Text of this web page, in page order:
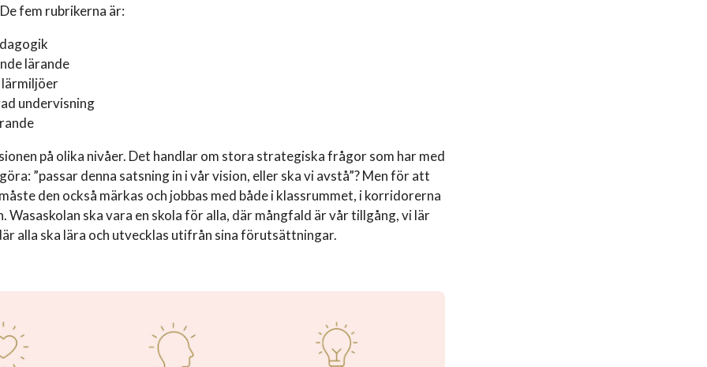
fem rubrikerna är:
lärande
undervisning
på olika nivåer. Det handlar om stora strategiska frågor som har med
”passar denna satsning in i vår vision, eller ska vi avstå”? Men för att
den också märkas och jobbas med både i klassrummet, i korridorerna
Wasaskolan ska vara en skola för alla, där mångfald är vår tillgång, vi lär
alla ska lära och utvecklas utifrån sina förutsättningar.